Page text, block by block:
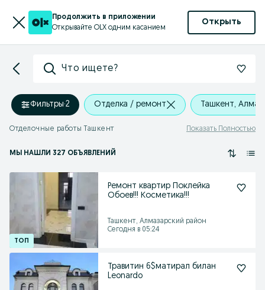
Продолжить в приложении
Открывайте OLX одним касанием
Открыть
Что ищете?
Фильтры·2 Отделка / ремонт Ташкент,
Отделочные работы Ташкент Показать Полностью
МЫ НАШЛИ 327 ОБЪЯВЛЕНИЙ
Ремонт квартир Поклейка
Обоев!!! Косметика!!!
Ташкент, Алмазарский район
Сегодня в 05:24
Травитин 6$матирал билан
Leonardo